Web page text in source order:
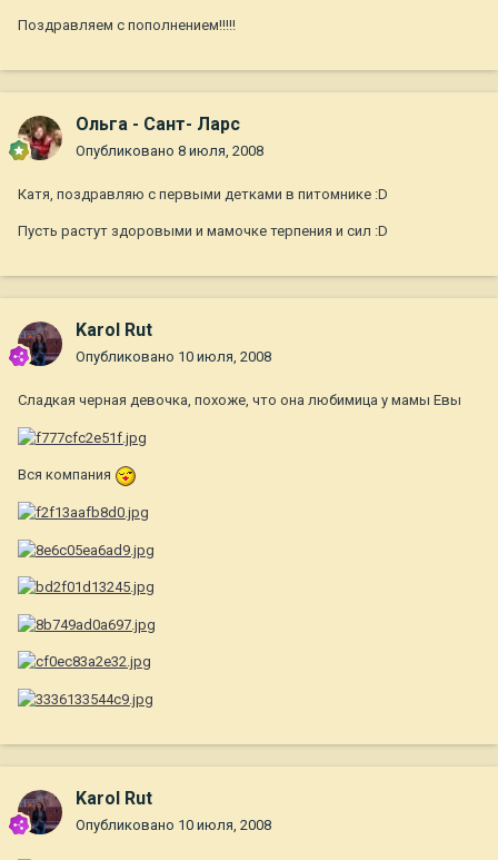
Поздравляем с пополнением!!!!!
Ольга - Сант- Ларс
Опубликовано 8 июля, 2008
Катя, поздравляю с первыми детками в питомнике :D
Пусть растут здоровыми и мамочке терпения и сил :D
Karol Rut
Опубликовано 10 июля, 2008
Сладкая черная девочка, похоже, что она любимица у мамы Евы
Вся компания
Karol Rut
Опубликовано 10 июля, 2008